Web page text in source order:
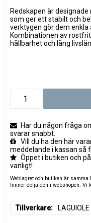
Redskapen är
som ger ett stabilt och
verktygen gör dem enkla
Kombinationen av
hållbarhet och lång
Har du någon fråga
svarar snabbt.
Vill du ha den här
meddelande i kassan så
Öppet i butiken och
vanligt!
Weblagret och butiken är
hinner dölja den i webshopen.
Tillverkare LAGUIOLE